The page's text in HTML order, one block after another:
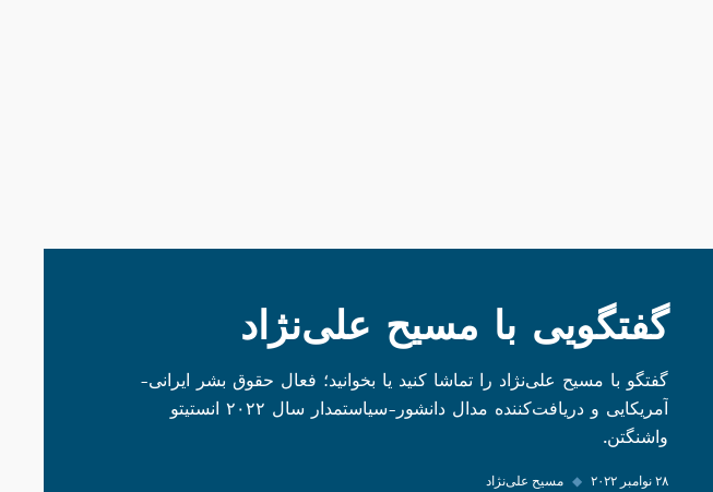
گفتگویی با مسیح علی‌نژاد
گفتگو با مسیح علی‌نژاد را تماشا کنید یا بخوانید؛ فعال حقوق بشر ایرانی-
آمریکایی و دریافت‌کننده مدال دانشور-سیاستمدار سال ۲۰۲۲ انستیتو
واشنگتن.
۲۸ نوامبر ۲۰۲۲ ◆ مسیح علی‌نژاد